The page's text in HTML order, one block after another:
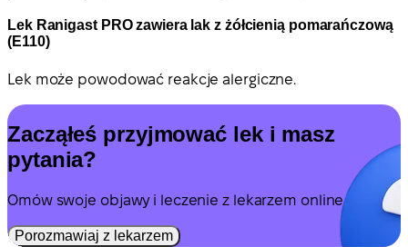
Lek Ranigast PRO zawiera lak z żółcienią pomarańczową
(E110)
Lek może powodować reakcje alergiczne.
Zacząłeś przyjmować lek i masz
pytania?
Omów swoje objawy i leczenie z lekarzem online.
Porozmawiaj z lekarzem